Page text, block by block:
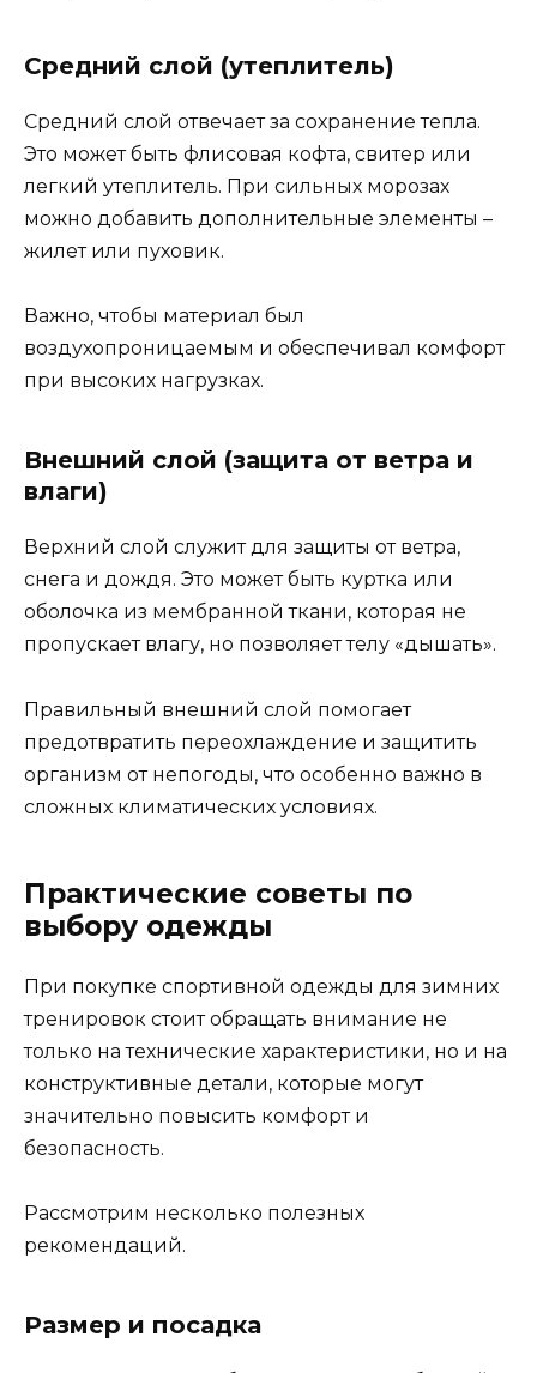
Средний слой (утеплитель)
Средний слой отвечает за сохранение тепла.
Это может быть флисовая кофта, свитер или
легкий утеплитель. При сильных морозах
можно добавить дополнительные элементы –
жилет или пуховик.
Важно, чтобы материал был
воздухопроницаемым и обеспечивал комфорт
при высоких нагрузках.
Внешний слой (защита от ветра и
влаги)
Верхний слой служит для защиты от ветра,
снега и дождя. Это может быть куртка или
оболочка из мембранной ткани, которая не
пропускает влагу, но позволяет телу «дышать».
Правильный внешний слой помогает
предотвратить переохлаждение и защитить
организм от непогоды, что особенно важно в
сложных климатических условиях.
Практические советы по
выбору одежды
При покупке спортивной одежды для зимних
тренировок стоит обращать внимание не
только на технические характеристики, но и на
конструктивные детали, которые могут
значительно повысить комфорт и
безопасность.
Рассмотрим несколько полезных
рекомендаций.
Размер и посадка